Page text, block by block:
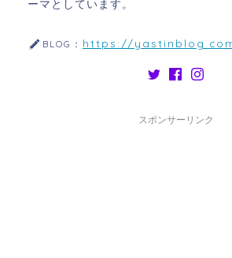
ーマとしています。
BLOG： https://
スポンサーリンク